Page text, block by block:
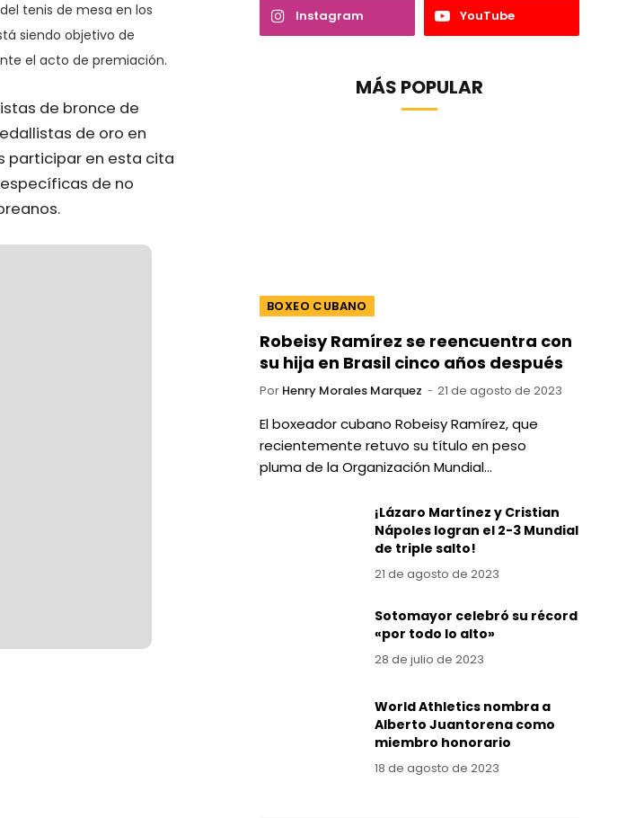
tenis de mesa en los
siendo objetivo de
el acto de premiación.
de bronce de
de oro en
participar en esta cita
de no
Instagram YouTube
MÁS POPULAR
BOXEO CUBANO
Robeisy Ramírez se reencuentra con
su hija en Brasil cinco años después
Por Henry Morales Marquez 21 de agosto de 2023
El boxeador cubano Robeisy Ramírez, que
recientemente retuvo su título en peso
pluma de la Organización Mundial…
¡Lázaro Martínez y Cristian
Nápoles logran el 2-3 Mundial
de triple salto!
21 de agosto de 2023
Sotomayor celebró su récord
«por todo lo alto»
28 de julio de 2023
World Athletics nombra a
Alberto Juantorena como
miembro honorario
18 de agosto de 2023